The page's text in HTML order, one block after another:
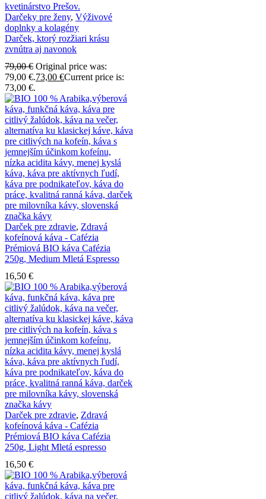
Darčeky pre ženy, Výživové
doplnky a kolagény
Darček, ktorý rozžiari krásu
zvnútra aj navonok
79,00€ Original price was:
79,00 €.73,00 €Current price is:
73,00 €.
Darček pre zdravie, Zdravá
kofeínová káva - Cafézia
Prémiová BIO káva Cafézia
250g, Medium Mletá Espresso
16,50 €
Darček pre zdravie, Zdravá
kofeínová káva - Cafézia
Prémiová BIO káva Cafézia
250g, Light Mletá espresso
16,50 €